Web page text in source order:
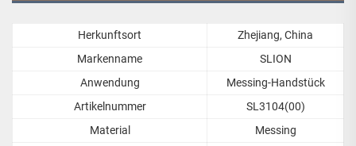
Herkunftsort
Zhejiang, China
Markenname
SLION
Anwendung
Messing-Handstück
Artikelnummer
SL3104(00)
Material
Messing